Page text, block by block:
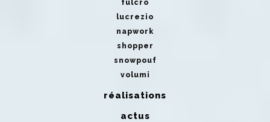
fulcro
lucrezio
napwork
shopper
snowpouf
volumi
réalisations
actus